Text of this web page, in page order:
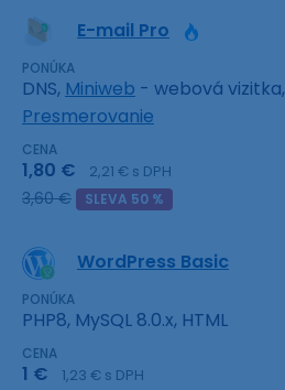
E-mail Pro
PONÚKA
DNS, Miniweb - webová vizitka,
Presmerovanie
CENA
1,80 € 2,21 € s DPH
3,60 € SLEVA 50 %
WordPress Basic
PONÚKA
PHP8, MySQL 8.0.x, HTML
CENA
1 € 1,23 € s DPH